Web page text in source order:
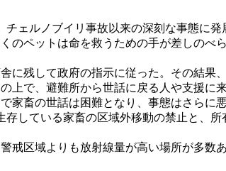
チェルノブイリ事故以来の深刻な事態に
ペットは命を救うための手が差しのべ
残して政府の指示に従った。その結果
で、避難所から世話に戻る人や支援に
家畜の世話は困難となり、事態はさらに悪
している家畜の区域外移動の禁止と、所
戒区域よりも放射線量が高い場所が多数